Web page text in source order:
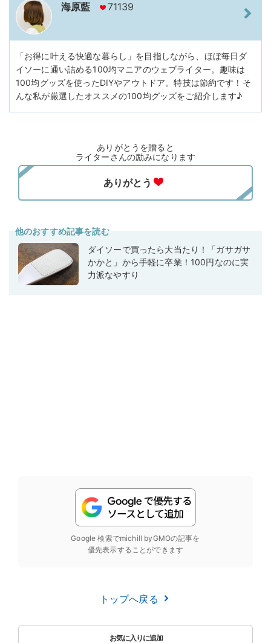
海原藍 71139
「お得に叶える快適な暮らし」を目指しながら、ほぼ毎日ダ
イソーに通い詰める100均マニアのウェブライター。趣味は
100均グッズを使ったDIYやアウトドア。特技は節約です！そ
んな私が厳選したオススメの100均グッズをご紹介します♪
ありがとうを贈ると
ライターさんの励みになります
他のおすすめ記事を読む
ダイソーで買ったら大当たり！「ガサガサ
かかと」から手軽に卒業！100円なのに実
力派なやすり
Google 検索でmichill byGMOの記事を
優先表示することができます
トップへ戻る